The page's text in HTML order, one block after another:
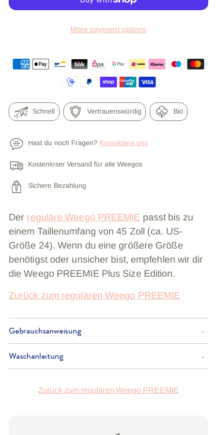
More payment options
Schnell Vertrauenswürdig Bio
Hast du noch Fragen? Kontaktiere uns
Kostenloser Versand für alle Weegos
Sichere Bezahlung
Der reguläre Weego PREEMIE passt bis zu
einem Taillenumfang von 45 Zoll (ca. US-
Größe 24). Wenn du eine größere Größe
benötigst oder unsicher bist, empfehlen wir dir
die Weego PREEMIE Plus Size Edition.
Zurück zum regulären Weego PREEMIE
Gebrauchsanweisung
Waschanleitung
Zurück zum regulären Weego PREEMIE